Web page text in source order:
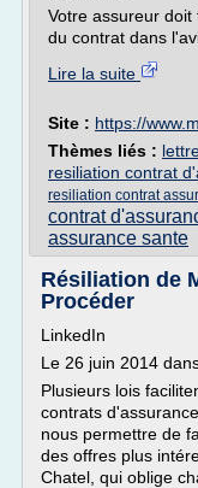
Votre assureur
du contrat dans
Lire la suite
Site : https://
Thèmes liés :
resiliation contrat
resiliation contrat
contrat
assurance sante
Résiliation de
Procéder
LinkedIn
Le 26 juin 2014
Plusieurs lois
contrats
nous permettre de
des offres plus
Chatel, qui oblige